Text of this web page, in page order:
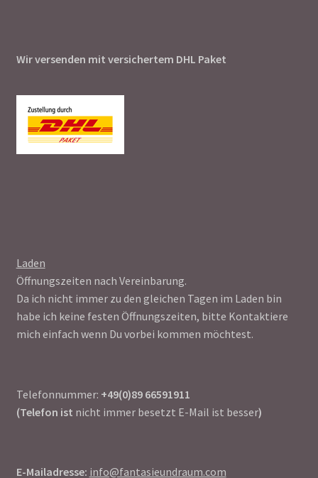
Wir versenden mit versichertem DHL Paket
Laden
Öffnungszeiten nach Vereinbarung.
Da ich nicht immer zu den gleichen Tagen im Laden bin
habe ich keine festen Öffnungszeiten, bitte Kontaktiere
mich einfach wenn Du vorbei kommen möchtest.
Telefonnummer: +49(0)89 66591911
(Telefon ist nicht immer besetzt E-Mail ist besser)
E-Mailadresse: info@fantasieundraum.com